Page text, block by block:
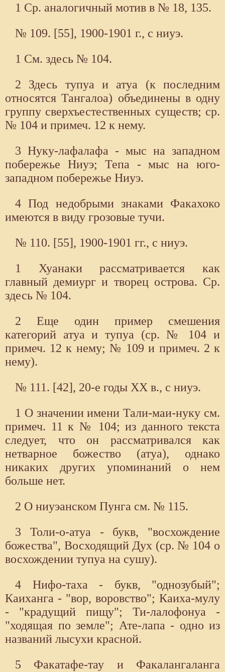
1 Ср. аналогичный мотив в № 18, 135.
№ 109. [55], 1900-1901 г., с ниуэ.
1 См. здесь № 104.
2 Здесь тупуа и атуа (к последним
относятся Тангалоа) объединены в одну
группу сверхъестественных существ; ср.
№ 104 и примеч. 12 к нему.
3 Нуку-лафалафа - мыс на западном
побережье Ниуэ; Тепа - мыс на юго-
западном побережье Ниуэ.
4 Под недобрыми знаками Факахоко
имеются в виду грозовые тучи.
№ 110. [55], 1900-1901 гг., с ниуэ.
1 Хуанаки рассматривается как
главный демиург и творец острова. Ср.
здесь № 104.
2 Еще один пример смешения
категорий атуа и тупуа (ср. № 104 и
примеч. 12 к нему; № 109 и примеч. 2 к
нему).
№ 111. [42], 20-е годы XX в., с ниуэ.
1 О значении имени Тали-маи-нуку см.
примеч. 11 к № 104; из данного текста
следует, что он рассматривался как
нетварное божество (атуа), однако
никаких других упоминаний о нем
больше нет.
2 О ниуэанском Пунга см. № 115.
3 Толи-о-атуа - букв, "восхождение
божества", Восходящий Дух (ср. № 104 о
восхождении тупуа на сушу).
4 Нифо-таха - букв, "однозубый";
Каиханга - "вор, воровство"; Каиха-мулу
- "крадущий пищу"; Ти-лалофонуа -
"ходящая по земле"; Ате-лапа - одно из
названий лысухи красной.
5 Факатафе-тау и Факалангаланга